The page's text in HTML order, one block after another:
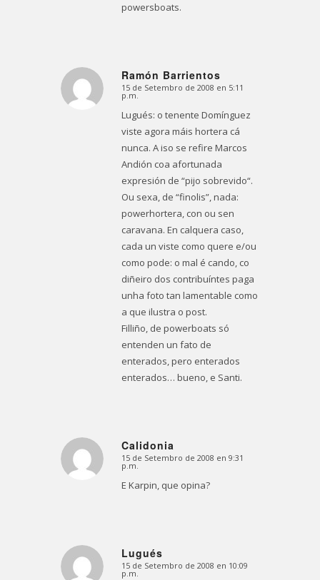
powersboats.
Ramón Barrientos
Dice:
15 de Setembro de 2008 en 5:11
p.m.
Lugués: o tenente Domínguez
viste agora máis hortera cá
nunca. A iso se refire Marcos
Andión coa afortunada
expresión de “pijo sobrevido“.
Ou sexa, de “finolis”, nada:
powerhortera, con ou sen
caravana. En calquera caso,
cada un viste como quere e/ou
como pode: o mal é cando, co
diñeiro dos contribuíntes paga
unha foto tan lamentable como
a que ilustra o post.
Filliño, de powerboats só
entenden un fato de
enterados, pero enterados
enterados… bueno, e Santi.
Calidonia
Dice:
15 de Setembro de 2008 en 9:31
p.m.
E Karpin, que opina?
Lugués
Dice:
15 de Setembro de 2008 en 10:09
p.m.